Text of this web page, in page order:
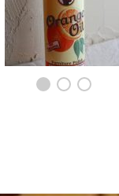
オレンジオイル